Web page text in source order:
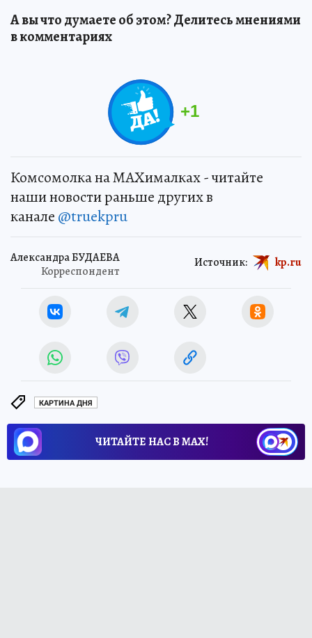
А вы что думаете об этом? Делитесь мнениями
в комментариях
+1
Комсомолка на MAXималках - читайте
наши новости раньше других в
канале @truekpru
Александра БУДАЕВА
Корреспондент
Источник: kp.ru
КАРТИНА ДНЯ
ЧИТАЙТЕ НАС В МАХ!